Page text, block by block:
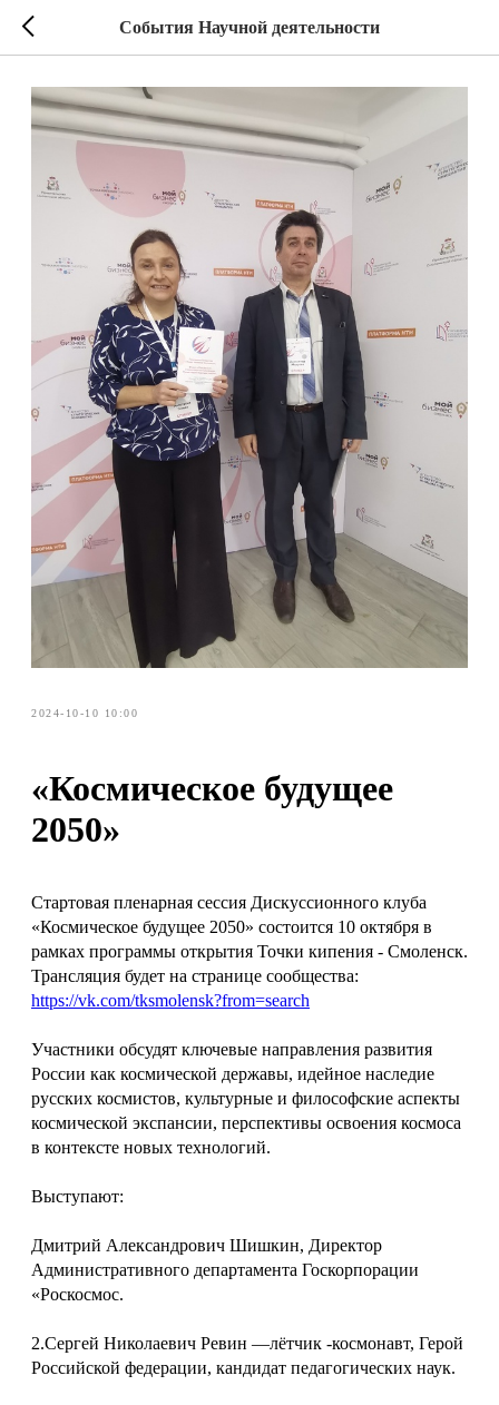
Cобытия Научной деятельности
2024-10-10 10:00
«Космическое будущее
2050»
Стартовая пленарная сессия Дискуссионного клуба
«Космическое будущее 2050» состоится 10 октября в
рамках программы открытия Точки кипения - Смоленск.
Трансляция будет на странице сообщества:
https://vk.com/tksmolensk?from=search
Участники обсудят ключевые направления развития
России как космической державы, идейное наследие
русских космистов, культурные и философские аспекты
космической экспансии, перспективы освоения космоса
в контексте новых технологий.
Выступают:
Дмитрий Александрович Шишкин, Директор
Административного департамента Госкорпорации
«Роскосмос.
2.Сергей Николаевич Ревин —лётчик -космонавт, Герой
Российской федерации, кандидат педагогических наук.